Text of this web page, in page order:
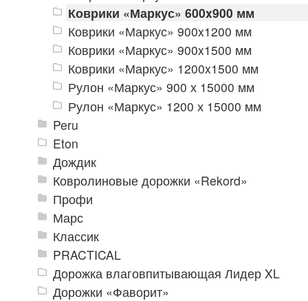
Коврики «Маркус» 600x900 мм
Коврики «Маркус» 900x1200 мм
Коврики «Маркус» 900x1500 мм
Коврики «Маркус» 1200x1500 мм
Рулон «Маркус» 900 х 15000 мм
Рулон «Маркус» 1200 х 15000 мм
Peru
Eton
Дождик
Ковролиновые дорожки «Rekord»
Профи
Марс
Классик
PRACTICAL
Дорожка влаговпитывающая Лидер XL
Дорожки «Фаворит»